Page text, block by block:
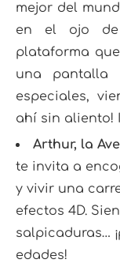
mejor del
en el ojo
plataforma
una pantalla
especiales,
ahí sin aliento!
Arthur, la
te invita a
y vivir una
efectos 4D.
salpicaduras…
edades!